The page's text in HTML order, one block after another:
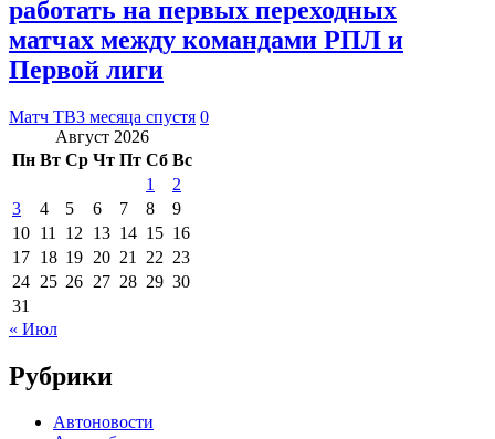
работать на первых переходных
матчах между командами РПЛ и
Первой лиги
Матч ТВ3 месяца спустя 0
Август 2026
Пн Вт Ср Чт Пт Сб Вс
1
2
3
4 5 6 7 8
9
10 11 12 13 14 15 16
17 18 19 20 21 22 23
24 25 26 27 28 29 30
31
« Июл
Рубрики
Автоновости